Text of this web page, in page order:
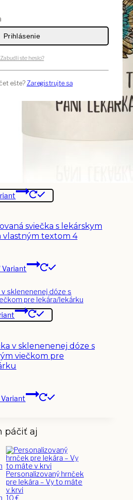
Tento
má
Možnosti
si
stránke
sviečka s lekárskym
vlastným textom 4
€
€
variantov.
Možnosti
stránke
produktu.
v sklenenenej dóze s
viečkom pre
páčiť aj
Personalizovaný hrnček
pre lekára – Vy to máte
v krvi
10€
Prihlásenie
Zabudli ste heslo?
ešte? Zaregistrujte sa